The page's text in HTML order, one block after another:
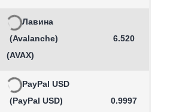
Лавина
(Avalanche)
(AVAX)
6.520
PayPal USD
(PayPal USD)
0.9997